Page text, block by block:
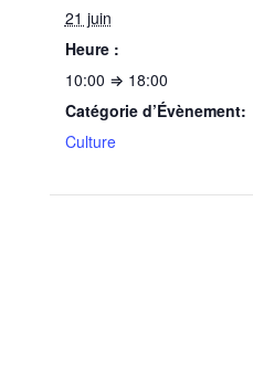
21 juin
Heure :
10:00 ⇒ 18:00
Catégorie d’Évènement:
Culture